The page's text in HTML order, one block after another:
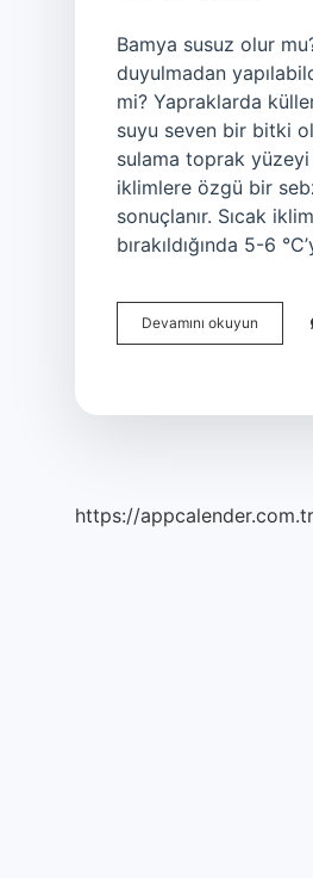
Bamya susuz olur
duyulmadan
mi? Yapraklarda
suyu seven bir bitki
sulama toprak yüzeyi
iklimlere özgü bir
sonuçlanır. Sıcak
bırakıldığında 5-6
Devamını okuyun
Susuz
https://appcalender.com.tr